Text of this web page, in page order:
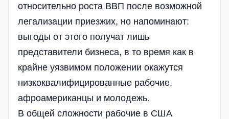
относительно роста ВВП после возможной
легализации приезжих, но напоминают:
выгоды от этого получат лишь
представители бизнеса, в то время как в
крайне уязвимом положении окажутся
низкоквалифицированные рабочие,
афроамериканцы и молодежь.
В общей сложности рабочие в США